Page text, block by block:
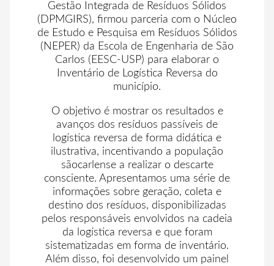
Gestão Integrada de Resíduos Sólidos
(DPMGIRS), firmou parceria com o Núcleo
de Estudo e Pesquisa em Resíduos Sólidos
(NEPER) da Escola de Engenharia de São
Carlos (EESC-USP) para elaborar o
Inventário de Logística Reversa do
município.
O objetivo é mostrar os resultados e
avanços dos resíduos passíveis de
logística reversa de forma didática e
ilustrativa, incentivando a população
sãocarlense a realizar o descarte
consciente. Apresentamos uma série de
informações sobre geração, coleta e
destino dos resíduos, disponibilizadas
pelos responsáveis envolvidos na cadeia
da logística reversa e que foram
sistematizadas em forma de inventário.
Além disso, foi desenvolvido um painel